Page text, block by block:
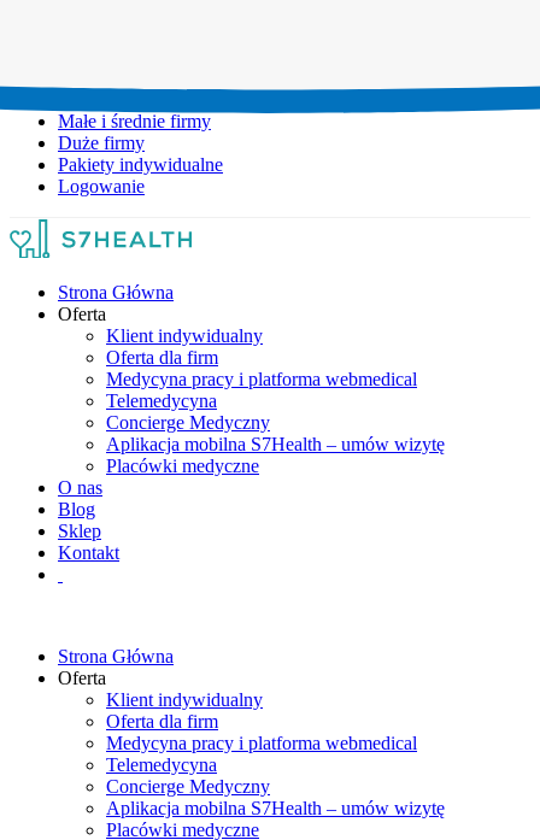
Małe i średnie firmy
Duże firmy
Pakiety indywidualne
Logowanie
Strona Główna
Oferta
Klient indywidualny
Oferta dla firm
Medycyna pracy i platforma webmedical
Telemedycyna
Concierge Medyczny
Aplikacja mobilna S7Health – umów wizytę
Placówki medyczne
O nas
Blog
Sklep
Kontakt
Strona Główna
Oferta
Klient indywidualny
Oferta dla firm
Medycyna pracy i platforma webmedical
Telemedycyna
Concierge Medyczny
Aplikacja mobilna S7Health – umów wizytę
Placówki medyczne